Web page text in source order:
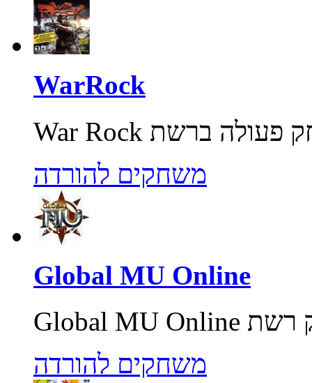
WarRock
משחקים להורדה
Global MU Online
משחקים להורדה